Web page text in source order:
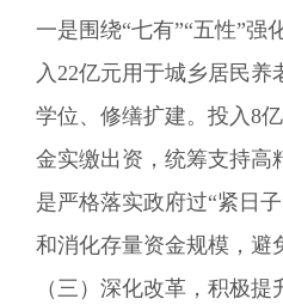
一是围绕“七有”“五性”
入22亿元用于城乡居民
学位、修缮扩建。投入8
金实缴出资，统筹支持高
是严格落实政府过“紧日
和消化存量资金规模，避
（三） 深化改革，积极提